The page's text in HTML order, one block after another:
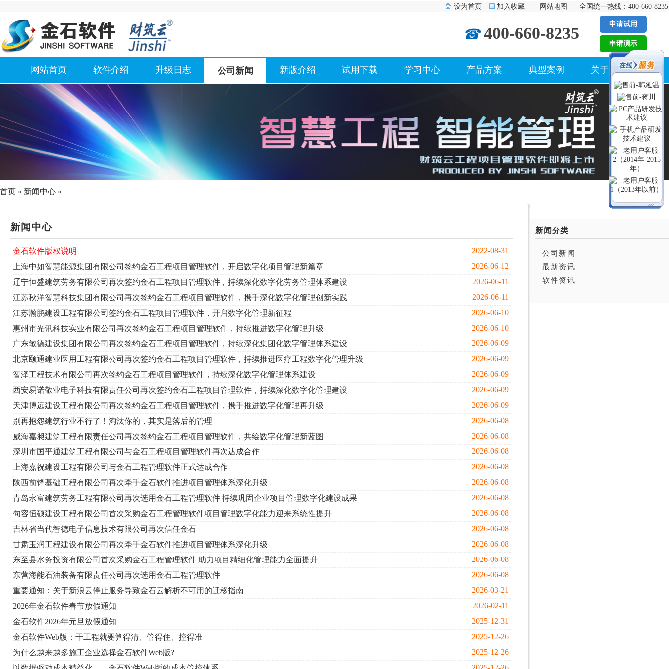
设为首页 加入收藏 网站地图 全国统一热线：400-660-8235
☎ 400-660-8235 申请试用
申请演示
网站首页 软件介绍 升级日志 公司新闻 新版介绍 试用下载 学习中心 产品方案 典型案例 关于我们
首页 » 新闻中心 »
新闻中心
2022-08-31
金石软件版权说明
2026-06-12
上海中如智慧能源集团有限公司签约金石工程项目管理软件，开启数字化项目管理新篇章
2026-06-11
辽宁恒盛建筑劳务有限公司再次签约金石工程项目管理软件，持续深化数字化劳务管理体系建设
2026-06-11
江苏秋洋智慧科技集团有限公司再次签约金石工程项目管理软件，携手深化数字化管理创新实践
2026-06-10
江苏瀚鹏建设工程有限公司签约金石工程项目管理软件，开启数字化管理新征程
2026-06-10
惠州市光讯科技实业有限公司再次签约金石工程项目管理软件，持续推进数字化管理升级
2026-06-09
广东敏德建设集团有限公司再次签约金石工程项目管理软件，持续深化集团化数字管理体系建设
2026-06-09
北京颐通建业医用工程有限公司再次签约金石工程项目管理软件，持续推进医疗工程数字化管理升级
2026-06-09
智泽工程技术有限公司再次签约金石工程项目管理软件，持续深化数字化管理体系建设
2026-06-09
西安易诺敬业电子科技有限责任公司再次签约金石工程项目管理软件，持续深化数字化管理建设
2026-06-09
天津博远建设工程有限公司再次签约金石工程项目管理软件，携手推进数字化管理再升级
2026-06-08
别再抱怨建筑行业不行了！淘汰你的，其实是落后的管理
2026-06-08
威海嘉昶建筑工程有限责任公司再次签约金石工程项目管理软件，共绘数字化管理新蓝图
2026-06-08
深圳市国平通建筑工程有限公司与金石工程项目管理软件再次达成合作
2026-06-08
上海嘉祝建设工程有限公司与金石工程管理软件正式达成合作
2026-06-08
陕西前锋基础工程有限公司再次牵手金石软件推进项目管理体系深化升级
2026-06-08
青岛永富建筑劳务工程有限公司再次选用金石工程管理软件 持续巩固企业项目管理数字化建设成果
2026-06-08
句容恒硕建设工程有限公司首次采购金石工程管理软件项目管理数字化能力迎来系统性提升
2026-06-08
吉林省当代智德电子信息技术有限公司再次信任金石
2026-06-08
甘肃玉润工程建设有限公司再次牵手金石软件推进项目管理体系深化升级
2026-06-08
东至县水务投资有限公司首次采购金石工程管理软件 助力项目精细化管理能力全面提升
2026-06-08
东营海能石油装备有限责任公司再次选用金石工程管理软件
2026-03-21
重要通知：关于新浪云停止服务导致金石云解析不可用的迁移指南
2026-02-11
2026年金石软件春节放假通知
2025-12-31
金石软件2026年元旦放假通知
2025-12-26
金石软件Web版：干工程就要算得清、管得住、控得准
2025-12-26
为什么越来越多施工企业选择金石软件Web版?
2025-12-26
新闻分类
公司新闻
最新资讯
软件资讯